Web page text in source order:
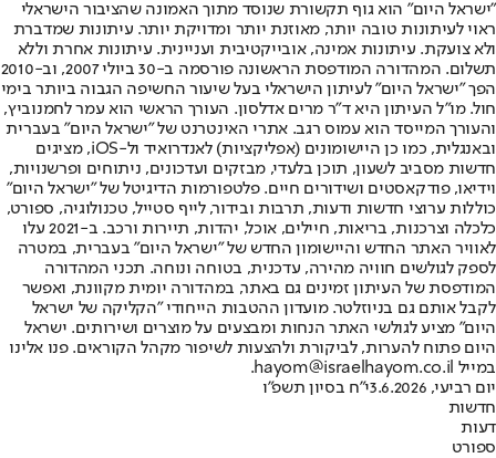
"ישראל היום" הוא גוף תקשורת שנוסד מתוך האמונה שהציבור הישראלי
ראוי לעיתונות טובה יותר, מאוזנת יותר ומדויקת יותר. עיתונות שמדברת
ולא צועקת. עיתונות אמינה, אובייקטיבית ועניינית. עיתונות אחרת וללא
תשלום. המהדורה המודפסת הראשונה פורסמה ב-30 ביולי 2007, וב-2010
הפך "ישראל היום" לעיתון הישראלי בעל שיעור החשיפה הגבוה ביותר בימי
חול. מו"ל העיתון היא ד"ר מרים אדלסון. העורך הראשי הוא עמר לחמנוביץ,
והעורך המייסד הוא עמוס רגב. אתרי האינטרנט של "ישראל היום" בעברית
ובאנגלית, כמו כן היישומונים (אפליקציות) לאנדרואיד ול-iOS, מציגים
חדשות מסביב לשעון, תוכן בלעדי, מבזקים ועדכונים, ניתוחים ופרשנויות,
וידיאו, פודקאסטים ושידורים חיים. פלטפורמות הדיגיטל של "ישראל היום"
כוללות ערוצי חדשות ודעות, תרבות ובידור, לייף סטייל, טכנולוגיה, ספורט,
כלכלה וצרכנות, בריאות, חיילים, אוכל, יהדות, תיירות ורכב. ב-2021 עלו
לאוויר האתר החדש והיישומון החדש של "ישראל היום" בעברית, במטרה
לספק לגולשים חוויה מהירה, עדכנית, בטוחה ונוחה. תכני המהדורה
המודפסת של העיתון זמינים גם באתר, במהדורה יומית מקוונת, ואפשר
לקבל אותם גם בניוזלטר. מועדון ההטבות הייחודי "הקליקה של ישראל
היום" מציע לגולשי האתר הנחות ומבצעים על מוצרים ושירותים. ישראל
היום פתוח להערות, לביקורת ולהצעות לשיפור מקהל הקוראים. פנו אלינו
במייל hayom@israelhayom.co.il.
יום רביעי, 3.6.2026
י"ח בסיון תשפ"ו
חדשות
דעות
ספורט